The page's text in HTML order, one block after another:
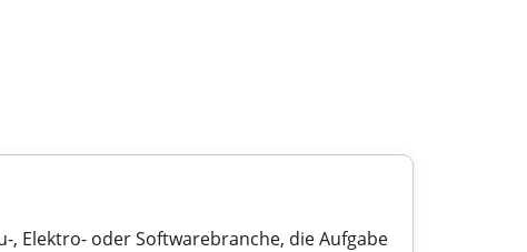
Elektro- oder Softwarebranche, die Aufgabe